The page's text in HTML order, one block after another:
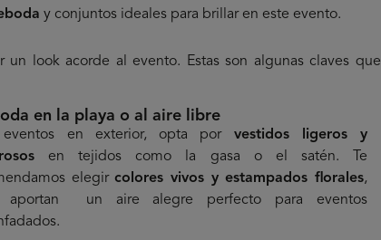
y conjuntos ideales para brillar en este evento.
un look acorde al evento. Estas son algunas claves que
en la playa o al aire libre
eventos en exterior, opta por vestidos ligeros y
en tejidos como la gasa o el satén. Te
elegir colores vivos y estampados florales,
aportan un aire alegre perfecto para eventos